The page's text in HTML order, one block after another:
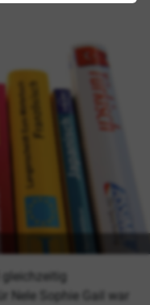
Nele Sophie Gail war